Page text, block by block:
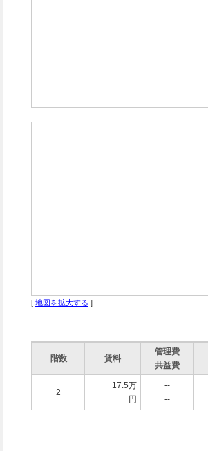
[ 地図を拡大する ]
階数 賃料
管理費
共益費
2
17.5万
円
--
--